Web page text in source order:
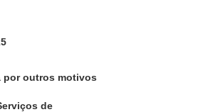
por outros motivos
de